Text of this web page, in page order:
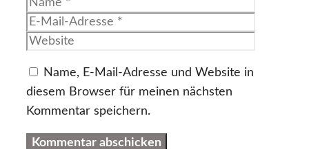
Name, E-Mail-Adresse und Website in
diesem Browser für meinen nächsten
Kommentar speichern.